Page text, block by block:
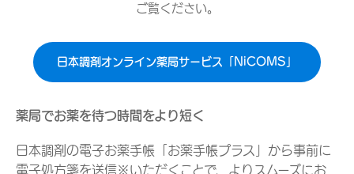
ご覧ください。
日本調剤オンライン薬局サービス「NiCOMS」
薬局でお薬を待つ時間をより短く
日本調剤の電子お薬手帳「お薬手帳プラス」から事前に
電子処方箋を送信※いただくことで、よりスムーズにお